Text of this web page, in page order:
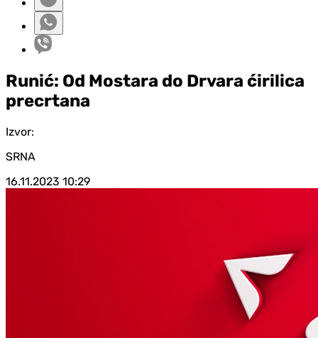
Runić: Od Mostara do Drvara ćirilica
precrtana
Izvor:
SRNA
16.11.2023 10:29